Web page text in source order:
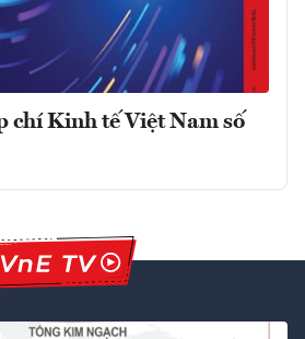
chí Kinh tế Việt Nam số